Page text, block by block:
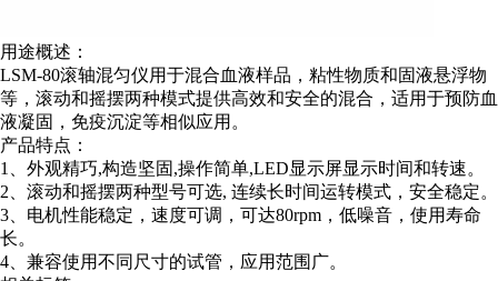
用途概述：
LSM-80滚轴混匀仪用于混合血液样品，粘性物质和固液悬浮物
等，滚动和摇摆两种模式提供高效和安全的混合，适用于预防血
液凝固，免疫沉淀等相似应用。
产品特点：
1、外观精巧,构造坚固,操作简单,LED显示屏显示时间和转速。
2、滚动和摇摆两种型号可选, 连续长时间运转模式，安全稳定。
3、电机性能稳定，速度可调，可达80rpm，低噪音，使用寿命
长。
4、兼容使用不同尺寸的试管，应用范围广。